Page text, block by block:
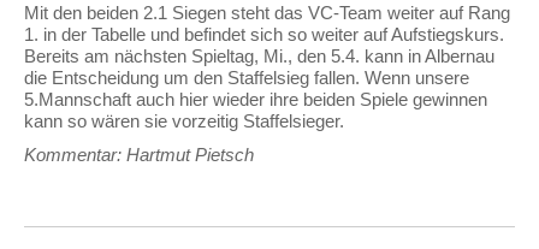
Mit den beiden 2.1 Siegen steht das VC-Team weiter auf Rang
1. in der Tabelle und befindet sich so weiter auf Aufstiegskurs.
Bereits am nächsten Spieltag, Mi., den 5.4. kann in Albernau
die Entscheidung um den Staffelsieg fallen. Wenn unsere
5.Mannschaft auch hier wieder ihre beiden Spiele gewinnen
kann so wären sie vorzeitig Staffelsieger.
Kommentar: Hartmut Pietsch